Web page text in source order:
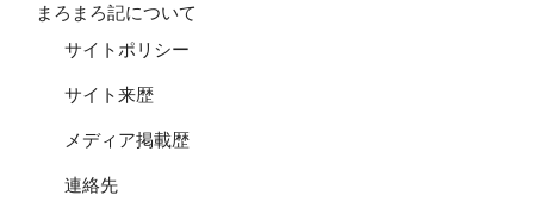
まろまろ記について
サイトポリシー
サイト来歴
メディア掲載歴
連絡先